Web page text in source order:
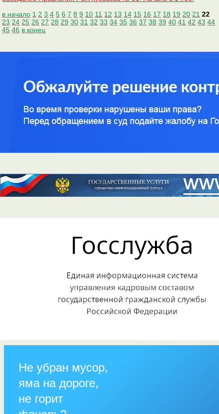
в начало 1 2 3 4 5 6 7 8 9 10 11 12 13 14 15 16 17 18 19 20 21 22
23 24 25 26 27 28 29 30 31 32 33 34 35 36 37 38 39 40 41 42 43 44
45 46 в конец